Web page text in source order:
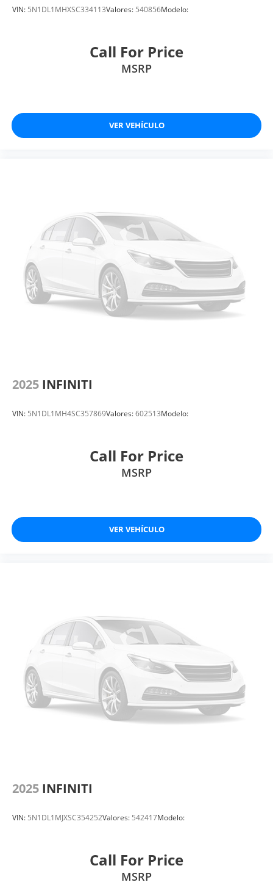
VIN: 5N1DL1MHXSC334113Valores: 540856Modelo:
Call For Price
MSRP
VER VEHÍCULO
2025 INFINITI
VIN: 5N1DL1MH4SC357869Valores:602513Modelo:
Call For Price
MSRP
VER VEHÍCULO
2025 INFINITI
VIN: 5N1DL1MJXSC354252Valores: 542417Modelo:
Call For Price
MSRP